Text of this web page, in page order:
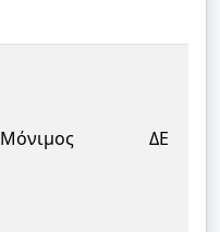
Μόνιμος ΔΕ